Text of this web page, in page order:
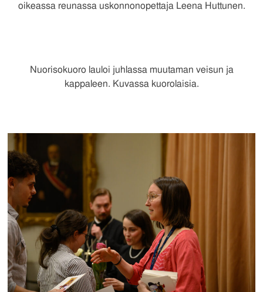
oikeassa reunassa uskonnonopettaja Leena Huttunen.
Nuorisokuoro lauloi juhlassa muutaman veisun ja
kappaleen. Kuvassa kuorolaisia.